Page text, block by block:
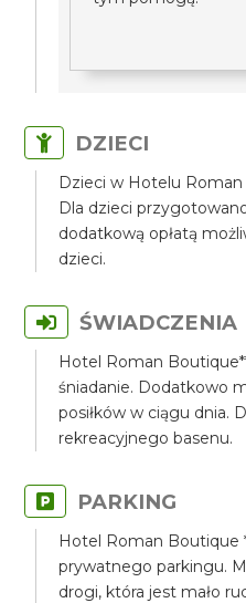
DZIECI
Dzieci w Hotelu
Dla dzieci
dodatkową opłatą
dzieci.
ŚWIADCZENIA
Hotel Roman
śniadanie. Dodatkowo
posiłków w ciągu dnia.
rekreacyjnego basenu.
PARKING
Hotel Roman Boutique
prywatnego parkingu.
drogi, która jest mało